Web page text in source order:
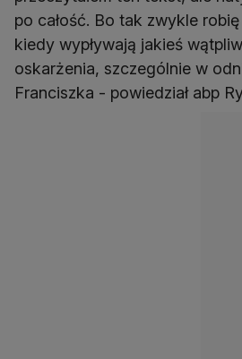
po całość. Bo tak zwykle
kiedy wypływają jakieś
oskarżenia, szczególnie w
Franciszka - powiedział abp